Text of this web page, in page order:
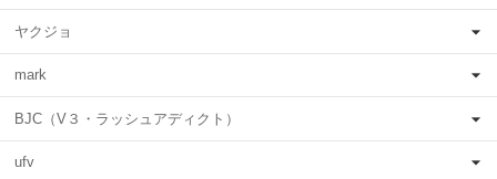
ヤクジョ
mark
BJC（V３・ラッシュアディクト）
ufv